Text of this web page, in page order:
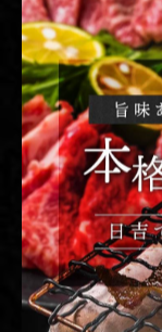
#すき焼き #焼肉
吉焼肉 日吉グル
肉 東横線
< 前のページ